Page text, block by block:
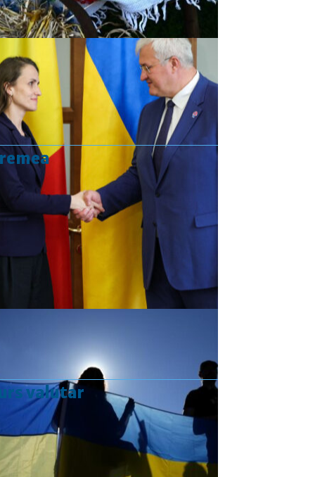
valutar
Curs valutar: 07 Aug 2026
EUR
: 5,2554 RON
+0,0041 ▲
: 4,5584 RON
+0,0077 ▲